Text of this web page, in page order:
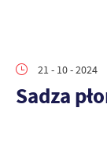
21 - 10 - 2024
Sadza